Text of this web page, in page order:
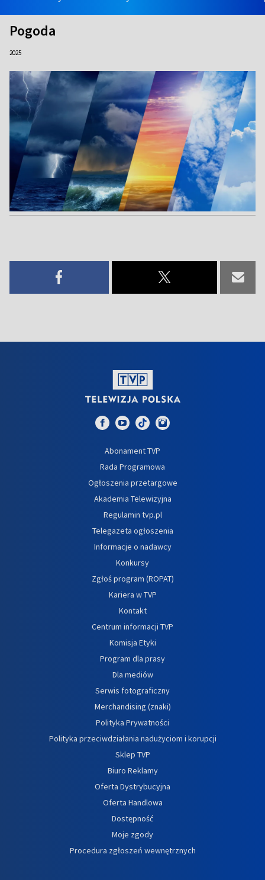
Pogoda
2025
Abonament TVP
Rada Programowa
Ogłoszenia przetargowe
Akademia Telewizyjna
Regulamin tvp.pl
Telegazeta ogłoszenia
Informacje o nadawcy
Konkursy
Zgłoś program (ROPAT)
Kariera w TVP
Kontakt
Centrum informacji TVP
Komisja Etyki
Program dla prasy
Dla mediów
Serwis fotograficzny
Merchandising (znaki)
Polityka Prywatności
Polityka przeciwdziałania nadużyciom i korupcji
Sklep TVP
Biuro Reklamy
Oferta Dystrybucyjna
Oferta Handlowa
Dostępność
Moje zgody
Procedura zgłoszeń wewnętrznych